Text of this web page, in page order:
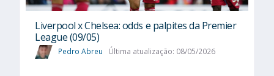
Liverpool x Chelsea: odds e palpites da Premier
League (09/05)
Pedro Abreu Última atualização: 08/05/2026